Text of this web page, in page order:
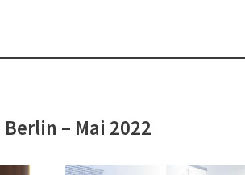
– Mai 2022